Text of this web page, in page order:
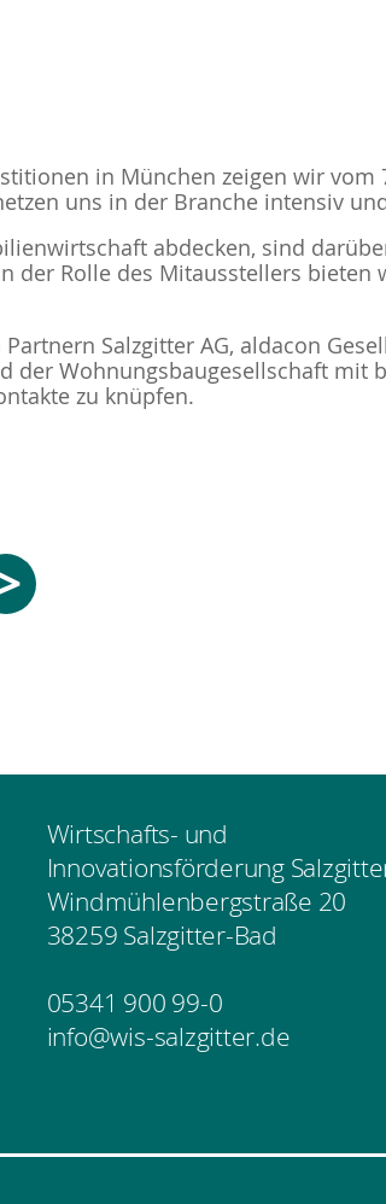
in München zeigen wir vom
uns in der Branche intensiv
abdecken, sind
der Rolle des Mitausstellers bieten
Salzgitter AG, aldacon
der Wohnungsbaugesellschaft mit
zu knüpfen.
Wirtschafts- und
Innovationsförderung
Windmühlenbergstraße 20
38259 Salzgitter-Bad
05341 900 99-0
info@wis-salzgitter.de